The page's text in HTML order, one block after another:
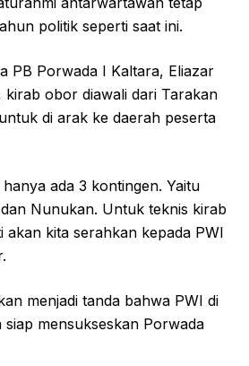
politik seperti saat ini.
PB Porwada I Kaltara, Eliazar
kirab obor diawali dari Tarakan
di arak ke daerah peserta
ada 3 kontingen. Yaitu
Nunukan. Untuk teknis kirab
akan kita serahkan kepada PWI
menjadi tanda bahwa PWI di
mensukseskan Porwada